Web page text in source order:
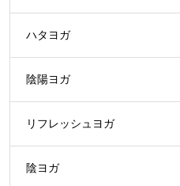
ハタヨガ
陰陽ヨガ
リフレッシュヨガ
陰ヨガ